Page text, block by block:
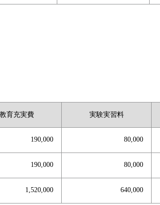
教育充実費 実験実習料
190,000 80,000
190,000 80,000
1,520,000 640,000